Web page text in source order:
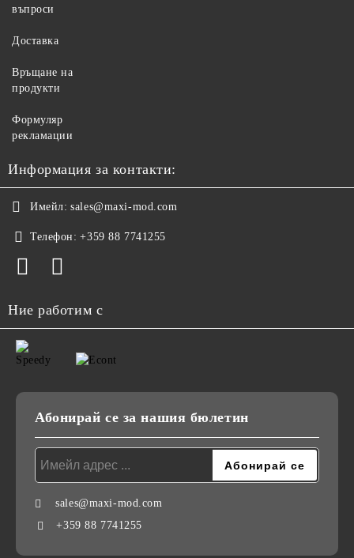
въпроси
Доставка
Връщане на
продукти
Формуляр
рекламации
Информация за контакти:
Имейл: sales@maxi-mod.com
Телефон: +359 88 7741255
Ние работим с
Абонирай се за нашия бюлетин
sales@maxi-mod.com
+359 88 7741255